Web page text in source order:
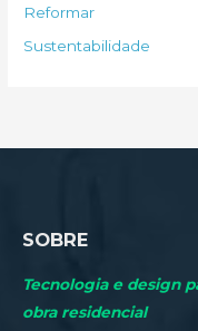
o
r
Reformar
Sustentabilidade
SOBRE
Tecnologia e design
obra residencial